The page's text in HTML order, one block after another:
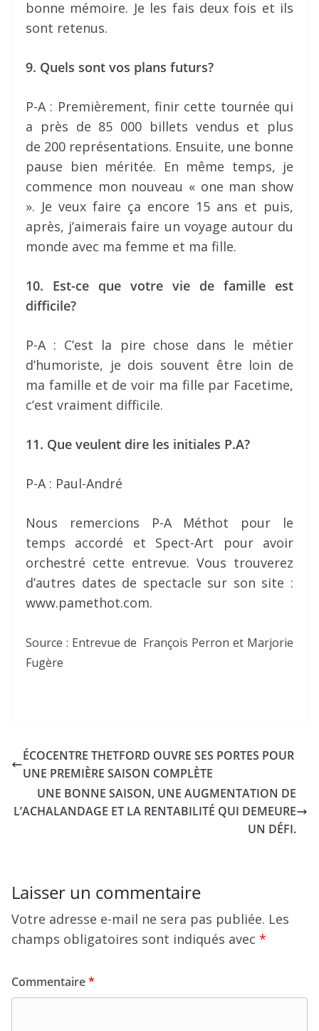
bonne mémoire. Je les fais deux fois et ils
sont retenus.
9. Quels sont vos plans futurs?
P-A : Premièrement, finir cette tournée qui
a près de 85 000 billets vendus et plus
de 200 représentations. Ensuite, une bonne
pause bien méritée. En même temps, je
commence mon nouveau « one man show
». Je veux faire ça encore 15 ans et puis,
après, j’aimerais faire un voyage autour du
monde avec ma femme et ma fille.
10. Est-ce que votre vie de famille est
difficile?
P-A : C’est la pire chose dans le métier
d’humoriste, je dois souvent être loin de
ma famille et de voir ma fille par Facetime,
c’est vraiment difficile.
11. Que veulent dire les initiales P.A?
P-A : Paul-André
Nous remercions P-A Méthot pour le
temps accordé et Spect-Art pour avoir
orchestré cette entrevue. Vous trouverez
d’autres dates de spectacle sur son site :
www.pamethot.com.
Source : Entrevue de François Perron et Marjorie
Fugère
ÉCOCENTRE THETFORD OUVRE SES PORTES POUR
UNE PREMIÈRE SAISON COMPLÈTE
UNE BONNE SAISON, UNE AUGMENTATION DE
L’ACHALANDAGE ET LA RENTABILITÉ QUI DEMEURE
UN DÉFI.
Laisser un commentaire
Votre adresse e-mail ne sera pas publiée. Les
champs obligatoires sont indiqués avec *
Commentaire*